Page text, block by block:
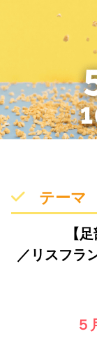
テーマ
【
／リスフラ
５